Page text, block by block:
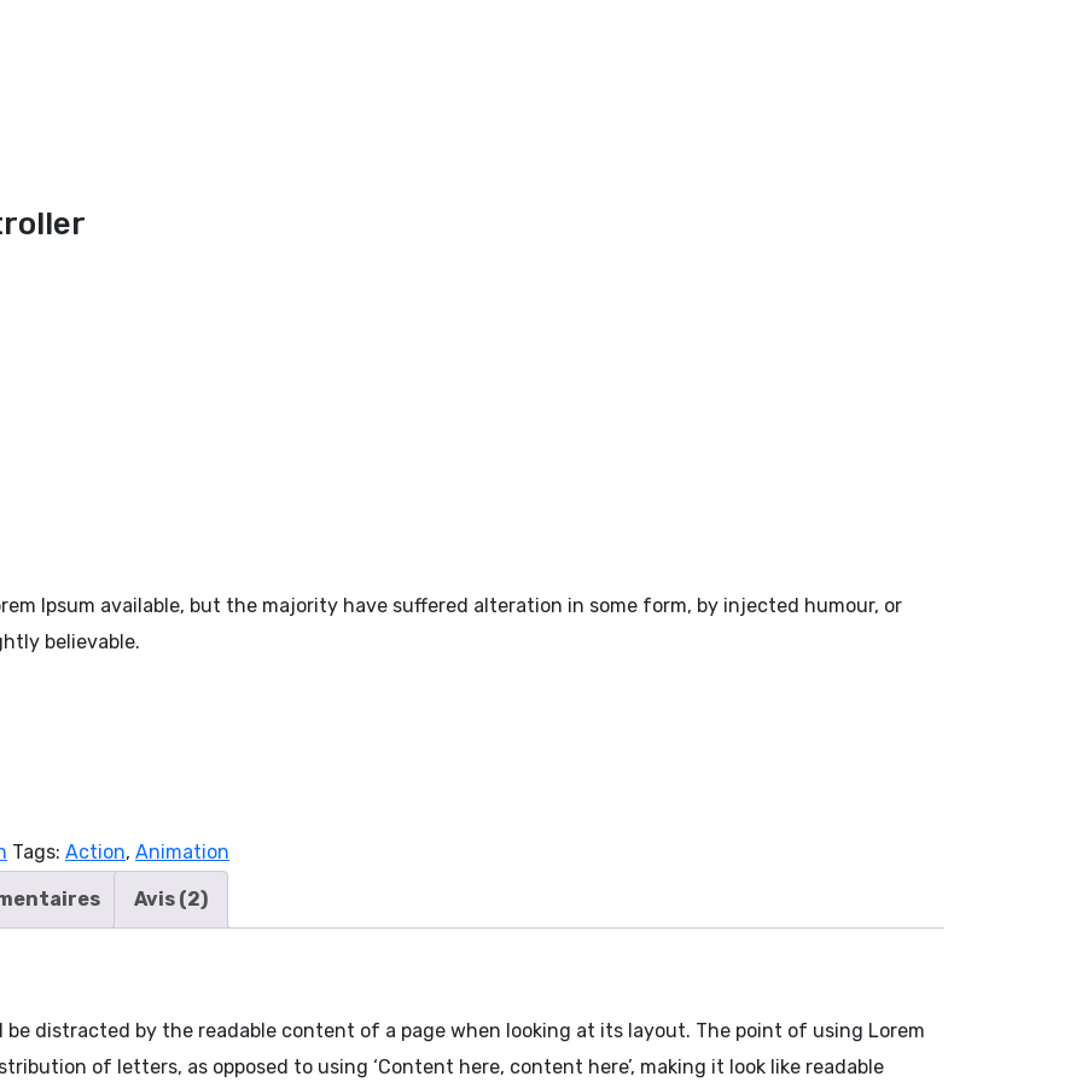
Ipsum available, but the majority have suffered alteration in some form, by injected humour, or
believable.
Tags: Action, Animation
Avis (2)
distracted by the readable content of a page when looking at its layout. The point of using Lorem
of letters, as opposed to using ‘Content here, content here’, making it look like readable